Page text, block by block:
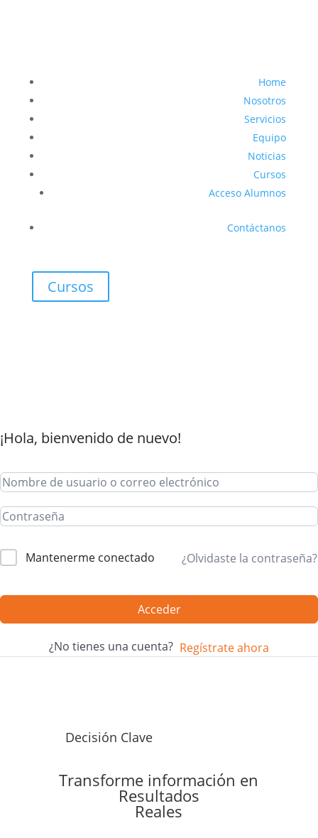
Home
Nosotros
Servicios
Equipo
Noticias
Cursos
Acceso Alumnos
Contáctanos
Cursos
¡Hola, bienvenido de nuevo!
Mantenerme conectado ¿Olvidaste la contraseña?
Acceder
¿No tienes una cuenta? Regístrate ahora
Decisión Clave
Transforme información en
Resultados
Reales